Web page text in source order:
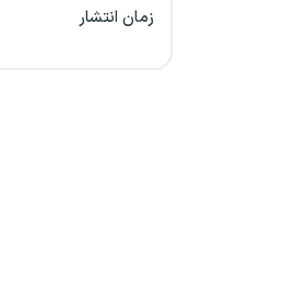
خراسان جنوبیزمان انتشار